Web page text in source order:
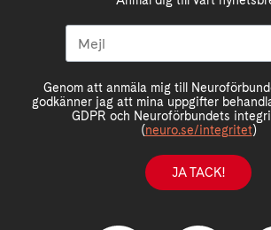
Genom att anmäla mig till
godkänner jag att mina uppgifter
GDPR och Neuroförbundets
(neuro.se/integritet)
JA TACK!